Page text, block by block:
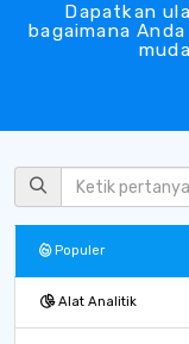
Dapatkan
bagaimana
Populer
Alat Analitik